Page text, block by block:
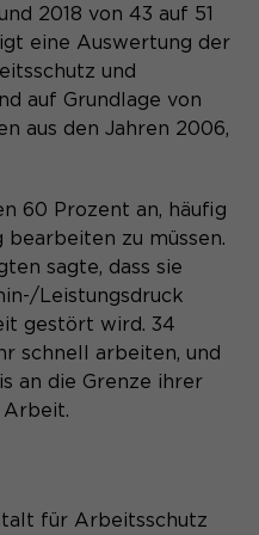
System dieser
Basis-Cookies sind
Ihr Besuch auf der
es der Website, Sie
somit Ihre Sitzung
Bereich die Benutzer-
Wert (sog.
entsprechenden
des Nutzers.
wird beim
eines Besuchers.
Daten der
automatische
durch GTranslate.
Nutzer gewählte
automatische
Website.
2018 von 43 auf 51
eine Auswertung der
und
auf Grundlage von
aus den Jahren 2006,
60 Prozent an, häufig
bearbeiten zu müssen.
sagte, dass sie
Leistungsdruck
gestört wird. 34
schnell arbeiten, und
an die Grenze ihrer
Arbeit.
für Arbeitsschutz